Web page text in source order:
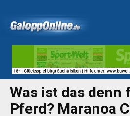
Was ist das denn
Pferd? Maranoa